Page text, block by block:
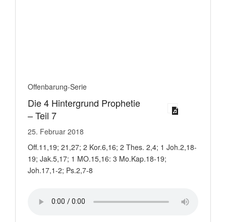
Offenbarung-Serie
Die 4 Hintergrund Prophetie
– Teil 7
25. Februar 2018
Off.11,19; 21,27; 2 Kor.6,16; 2 Thes. 2,4; 1 Joh.2,18-
19; Jak.5,17; 1 MO.15,16: 3 Mo.Kap.18-19;
Joh.17,1-2; Ps.2,7-8